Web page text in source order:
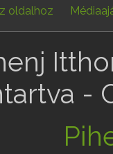
oldalhoz
-